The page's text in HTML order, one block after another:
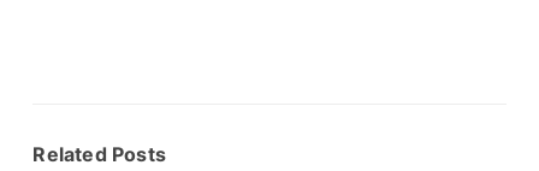
Related Posts